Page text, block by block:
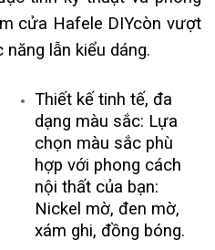
cửa Hafele DIYcòn vượt
lẫn kiểu dáng.
Thiết kế tinh tế, đa
dạng màu sắc: Lựa
chọn màu sắc phù
hợp với phong cách
nội thất của bạn:
Nickel mờ, đen mờ,
xám ghi, đồng bóng.